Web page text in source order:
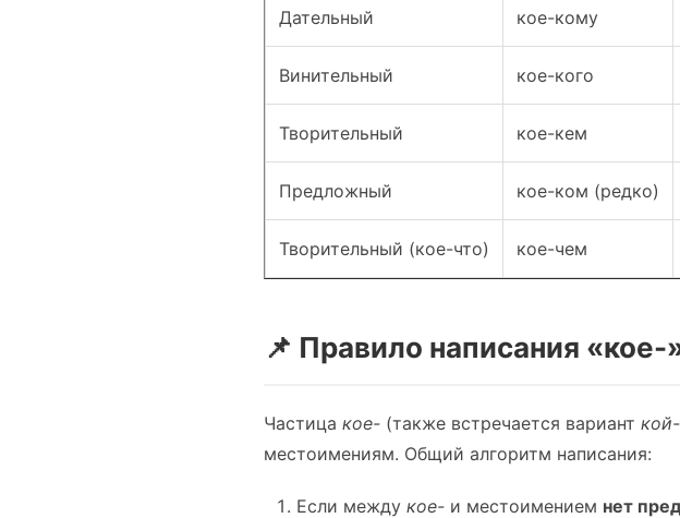
Дательный кое-кому
Винительный кое-кого
Творительный кое-кем
Предложный кое-ком (редко)
Творительный (кое-что) кое-чем
📌 Правило написания
Частица кое- (также встречается вариант кой-
местоимениям. Общий алгоритм написания:
Если между кое- и местоимением нет